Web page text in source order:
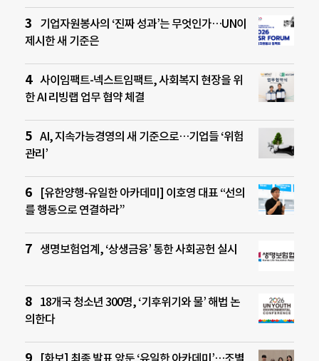
기업자원봉사의 ‘진짜 성과’는 무엇인가…UN이
제시한 새 기준은
사이임팩트-넥스트임팩트, 사회복지 현장을 위
한 AI 리빙랩 업무 협약 체결
AI, 지속가능경영의 새 기준으로…기업들 ‘위험
관리’
[유한양행-유일한 아카데미] 이호영 대표 “선의
를 행동으로 연결하라”
생명보험업계, ‘상생금융’ 통한 사회공헌 실시
18개국 청소년 300명, ‘기후위기와 물’ 해법 논
의한다
[화보] 최종 발표 앞둔 ‘유일한 아카데미’…조별